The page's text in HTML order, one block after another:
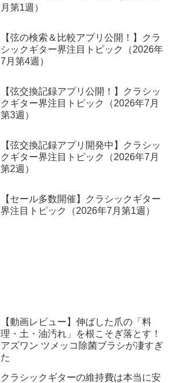
月第1週）
【弦の検索＆比較アプリ公開！】クラ
シックギター界注目トピック（2026年
7月第4週）
【弦交換記録アプリ公開！】クラシッ
クギター界注目トピック（2026年7月
第3週）
【弦交換記録アプリ開発中】クラシッ
クギター界注目トピック（2026年7月
第2週）
【セール多数開催】クラシックギター
界注目トピック（2026年7月第1週）
【動画レビュー】伸ばした爪の「料
理・土・油汚れ」を根こそぎ落とす！
アズワン ツメッコ除菌ブラシが凄すぎ
た
クラシックギターの維持費は本当に安